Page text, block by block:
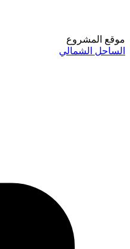
موقع المشروع
الساحل الشمالي